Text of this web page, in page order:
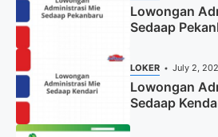
Lowongan
Sedaap
LOKER July 2,
Lowongan
Sedaap